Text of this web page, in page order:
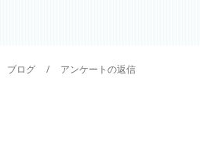
クリニック施設清掃
ブログ アンケートの返信